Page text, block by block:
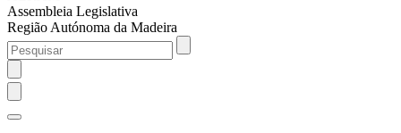
Assembleia Legislativa
Região Autónoma da Madeira